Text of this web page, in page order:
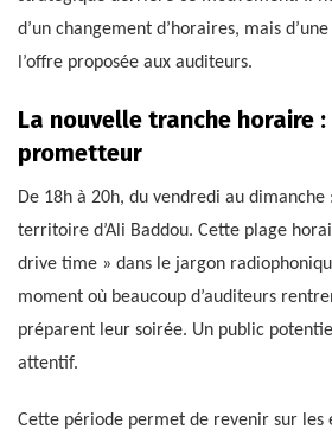
d’un changement d’horaires, mais
l’offre proposée aux auditeurs.
La nouvelle tranche horaire :
prometteur
De 18h à 20h, du vendredi au
territoire d’Ali Baddou. Cette plage
drive time » dans le jargon
moment où beaucoup d’auditeurs
préparent leur soirée. Un public
attentif.
Cette période permet de revenir sur les